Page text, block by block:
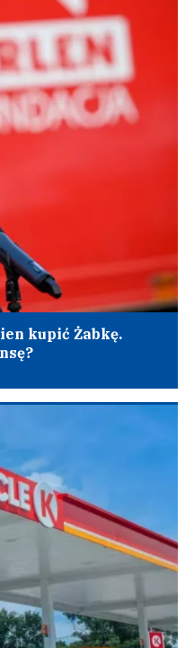
kupić Żabkę.